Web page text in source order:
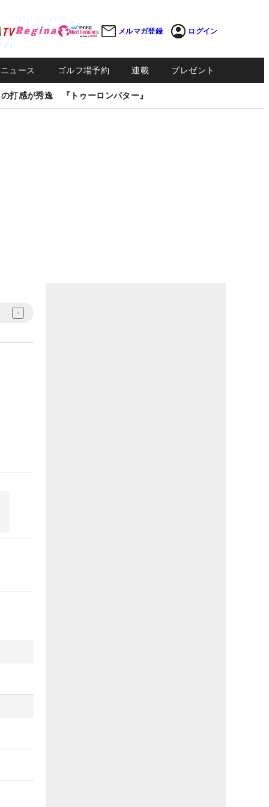
メルマガ登録 ログイン
ュース ゴルフ場予約 連載 プレゼント
打感が秀逸 『トゥーロンパター』